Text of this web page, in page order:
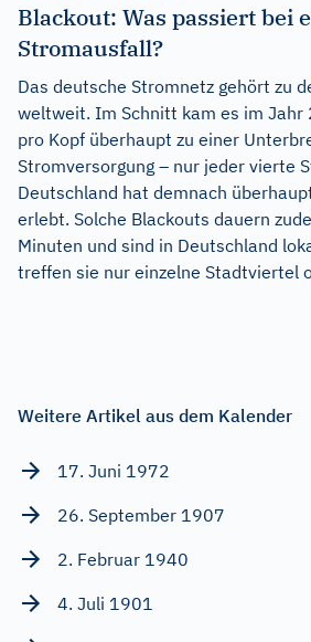
Blackout: Was passiert bei
Stromausfall?
Das deutsche Stromnetz gehört zu
weltweit. Im Schnitt kam es im
pro Kopf überhaupt zu einer
Stromversorgung – nur jeder vierte
Deutschland hat demnach
erlebt. Solche Blackouts dauern
Minuten und sind in Deutschland
treffen sie nur einzelne Stadtviertel
Weitere Artikel aus dem Kalender
17. Juni 1972
26. September 1907
2. Februar 1940
4. Juli 1901